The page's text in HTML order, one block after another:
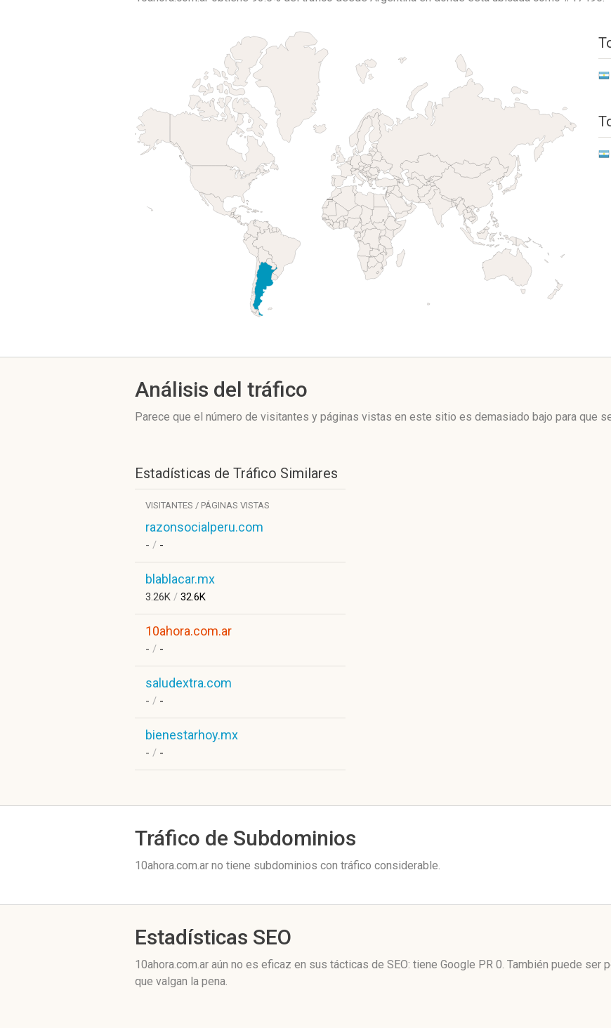
Análisis del tráfico
Parece que el número de visitantes y páginas vistas en este sitio es demasiado bajo para que
Estadísticas de Tráfico Similares
VISITANTES / PÁGINAS VISTAS
razonsocialperu.com
- / -
blablacar.mx
3.26K / 32.6K
10ahora.com.ar
- / -
saludextra.com
- / -
bienestarhoy.mx
- / -
Tráfico de Subdominios
10ahora.com.ar no tiene subdominios con tráfico considerable.
Estadísticas SEO
10ahora.com.ar aún no es eficaz en sus tácticas de SEO: tiene Google PR 0. También puede ser
que valgan la pena.